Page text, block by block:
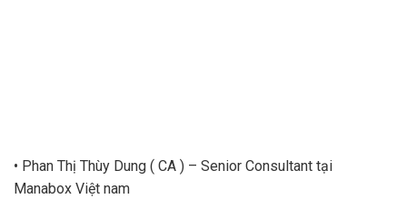
• Phan Thị Thùy Dung ( CA ) – Senior Consultant tại
Manabox Việt nam